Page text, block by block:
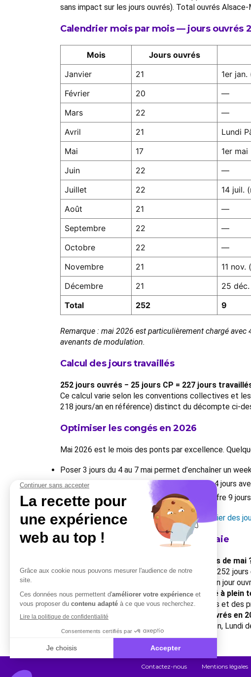
sans impact sur les jours ouvrés). Total ouvrés
Calendrier mois par mois — jours ouvrés
Mois Jours ouvrés
Janvier
21
1er jan.
Février
20
—
Mars
22
—
Avril
21
Lundi
Mai
17
1er
Juin
22
—
Juillet
22
14 juil.
Août
21
—
Septembre
22
—
Octobre
22
—
Novembre
21
11 nov.
Décembre
21
25 déc.
Total
252 9
Remarque : mai 2026 est particulièrement chargé
avenants de modulation.
Calcul des jours travaillés
252 jours ouvrés − 25 jours CP = 227 jours
Ce calcul varie selon les conventions collectives et
218 jours/an en référence) distinct du décompte ci-
Optimiser les congés en 2026
Mai 2026 est le mois des ponts par excellence.
Poser 3 jours du 4 au 7 mai permet d’enchaîner un
Poser le vendredi 15 mai permet un pont de 4 jours
Poser le vendredi 22 mai et le jeudi 28 mai offre 9
(Voir le détail des ponts 2026 dans le calendrier des
Impact pour les services RH et la paie
Un doute sur la conformité de vos bulletins de mai
Combien y a-t-il de jours ouvrés en 2026 ?
252
est de 251 jours, le Vendredi Saint tombant un jour
Combien de jours travaillés pour un salarié à plein
chiffre est la base de calcul des forfaits jours et des
Quel est le mois avec le moins de jours ouvrés en
tombant en semaine (1er mai, 8 mai, Ascension, Lundi
Contactez-nous Mentions légales